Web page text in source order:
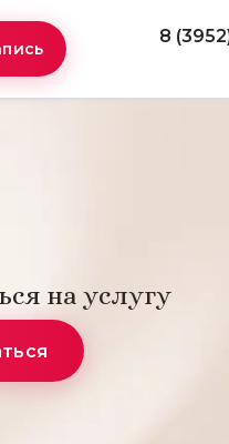
8
на услугу